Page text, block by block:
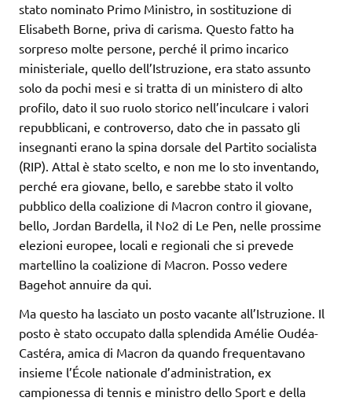
stato nominato Primo Ministro, in sostituzione di
Elisabeth Borne, priva di carisma. Questo fatto ha
sorpreso molte persone, perché il primo incarico
ministeriale, quello dell’Istruzione, era stato assunto
solo da pochi mesi e si tratta di un ministero di alto
profilo, dato il suo ruolo storico nell’inculcare i valori
repubblicani, e controverso, dato che in passato gli
insegnanti erano la spina dorsale del Partito socialista
(RIP). Attal è stato scelto, e non me lo sto inventando,
perché era giovane, bello, e sarebbe stato il volto
pubblico della coalizione di Macron contro il giovane,
bello, Jordan Bardella, il No2 di Le Pen, nelle prossime
elezioni europee, locali e regionali che si prevede
martellino la coalizione di Macron. Posso vedere
Bagehot annuire da qui.
Ma questo ha lasciato un posto vacante all’Istruzione. Il
posto è stato occupato dalla splendida Amélie Oudéa-
Castéra, amica di Macron da quando frequentavano
insieme l’École nationale d’administration, ex
campionessa di tennis e ministro dello Sport e della